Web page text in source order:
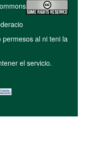
al ni teni la
el servicio.